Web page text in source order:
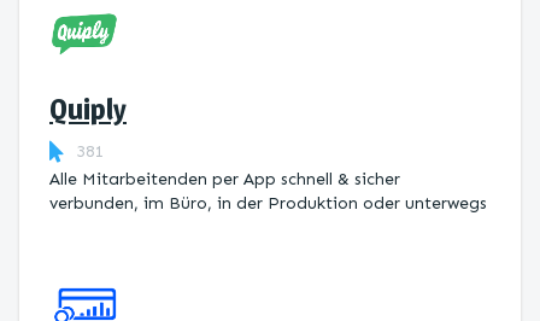
Quiply
381
Alle Mitarbeitenden per App schnell & sicher
verbunden, im Büro, in der Produktion oder unterwegs